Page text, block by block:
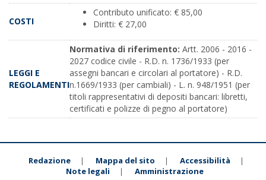
COSTI
Contributo unificato: € 85,00
Diritti: € 27,00
LEGGI E
REGOLAMENTI
Normativa di riferimento: Artt. 2006 - 2016 -
2027 codice civile - R.D. n. 1736/1933 (per
assegni bancari e circolari al portatore) - R.D.
n.1669/1933 (per cambiali) - L. n. 948/1951 (per
titoli rappresentativi di depositi bancari: libretti,
certificati e polizze di pegno al portatore)
Redazione | Mappa del sito | Accessibilità |
Note legali | Amministrazione